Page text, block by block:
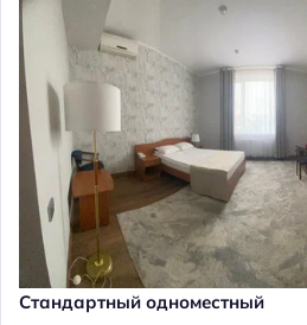
Стандартный одноместный